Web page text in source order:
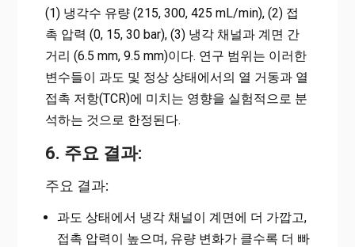
(1) 냉각수 유량 (215, 300, 425 mL/min), (2) 접
촉 압력 (0, 15, 30 bar), (3) 냉각 채널과 계면 간
거리 (6.5 mm, 9.5 mm)이다. 연구 범위는 이러한
변수들이 과도 및 정상 상태에서의 열 거동과 열
접촉 저항(TCR)에 미치는 영향을 실험적으로 분
석하는 것으로 한정된다.
6. 주요 결과:
주요 결과:
과도 상태에서 냉각 채널이 계면에 더 가깝고,
접촉 압력이 높으며, 유량 변화가 클수록 더 빠